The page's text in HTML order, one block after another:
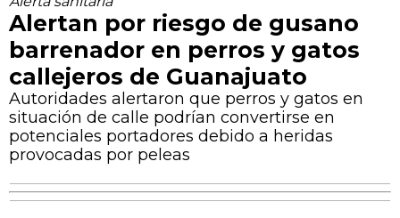
Alertan por riesgo de gusano
barrenador en perros y gatos
callejeros de Guanajuato
Autoridades alertaron que perros y gatos en
situación de calle podrían convertirse en
potenciales portadores debido a heridas
provocadas por peleas